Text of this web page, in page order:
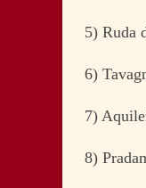
5) Ruda
6)
7)
8)